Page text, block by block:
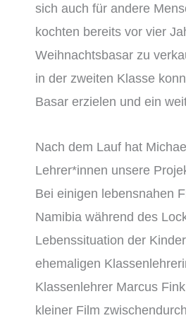
sich auch für andere
kochten bereits vor vier
Weihnachtsbasar zu
in der zweiten Klasse
Basar erzielen und ein
Nach dem Lauf hat
Lehrer*innen unsere
Bei einigen lebensnahen
Namibia während des
Lebenssituation der
ehemaligen
Klassenlehrer Marcus
kleiner Film